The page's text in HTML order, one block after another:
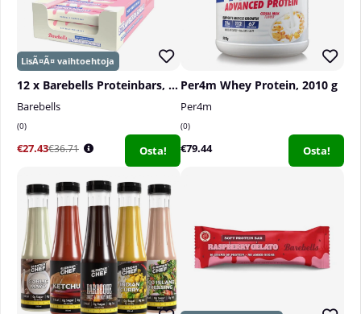
12 x Barebells Proteinbars, 55 g
Barebells
0
€27.43€36.71 Osta!
Per4m Whey Protein, 2010 g
Per4m
0
€79.44 Osta!